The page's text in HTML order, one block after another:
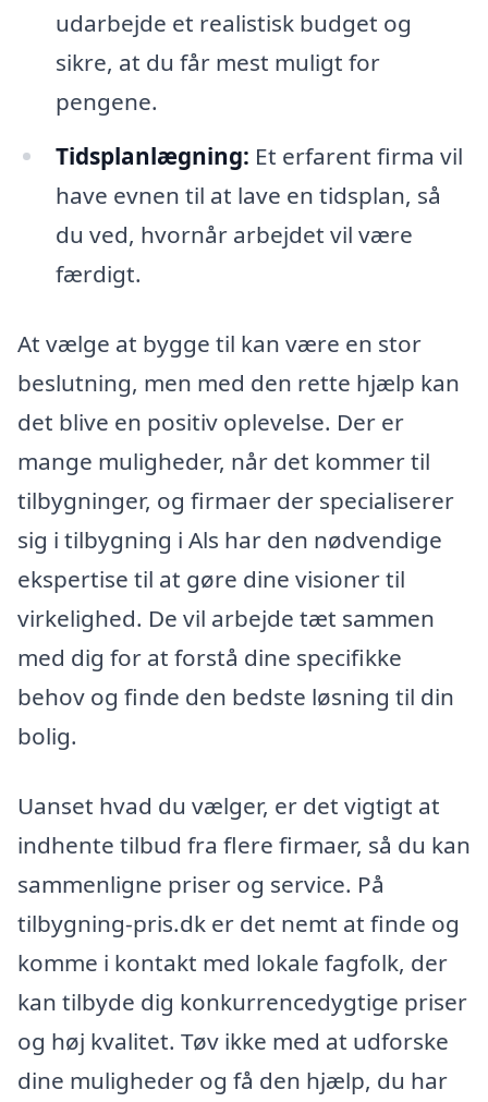
udarbejde et realistisk budget og
sikre, at du får mest muligt for
pengene.
Tidsplanlægning: Et erfarent firma vil
have evnen til at lave en tidsplan, så
du ved, hvornår arbejdet vil være
færdigt.
At vælge at bygge til kan være en stor
beslutning, men med den rette hjælp kan
det blive en positiv oplevelse. Der er
mange muligheder, når det kommer til
tilbygninger, og firmaer der specialiserer
sig i tilbygning i Als har den nødvendige
ekspertise til at gøre dine visioner til
virkelighed. De vil arbejde tæt sammen
med dig for at forstå dine specifikke
behov og finde den bedste løsning til din
bolig.
Uanset hvad du vælger, er det vigtigt at
indhente tilbud fra flere firmaer, så du kan
sammenligne priser og service. På
tilbygning-pris.dk er det nemt at finde og
komme i kontakt med lokale fagfolk, der
kan tilbyde dig konkurrencedygtige priser
og høj kvalitet. Tøv ikke med at udforske
dine muligheder og få den hjælp, du har